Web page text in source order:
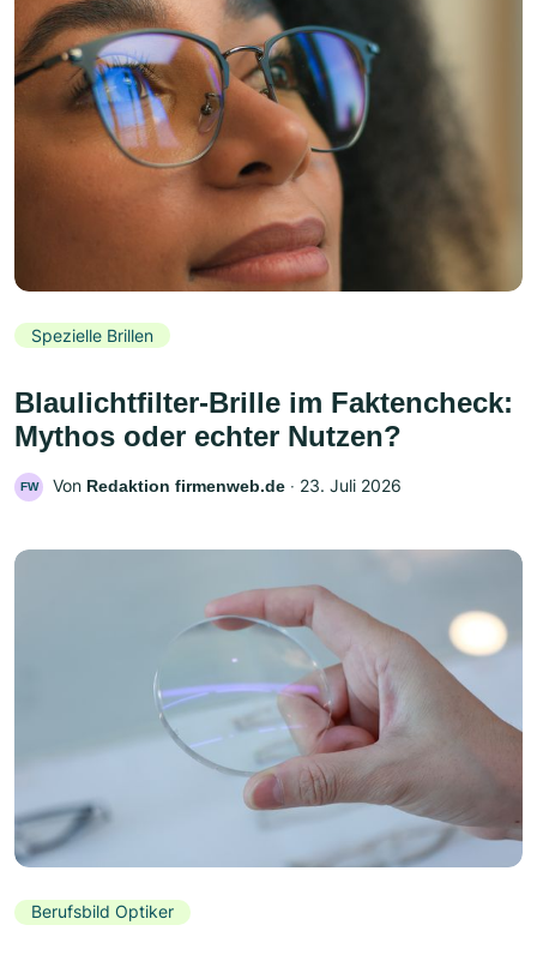
Spezielle Brillen
Blaulichtfilter-Brille im Faktencheck:
Mythos oder echter Nutzen?
FW Von Redaktion firmenweb.de ‧ 23. Juli 2026
Berufsbild Optiker